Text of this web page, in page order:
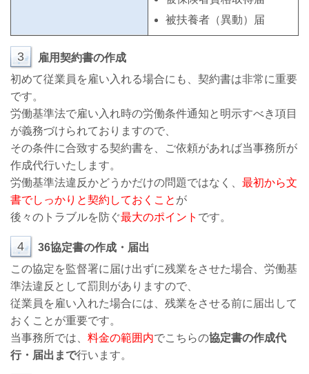
被扶養者（異動）届
3
雇用契約書の作成
初めて従業員を雇い入れる場合にも、契約書は非常に重要
です。
労働基準法で雇い入れ時の労働条件通知と明示すべき項目
が義務づけられておりますので、
その条件に合致する契約書を、ご依頼があれば当事務所が
作成代行いたします。
労働基準法違反かどうかだけの問題ではなく、 最初から文
書でしっかりと契約しておくこと が
後々のトラブルを防ぐ最大のポイント です。
4
36協定書の作成・届出
この協定を監督署に届け出ずに残業をさせた場合、労働基
準法違反として罰則がありますので、
従業員を雇い入れた場合には、残業をさせる前に届出して
おくことが重要です。
当事務所では、 料金の範囲内でこちらの協定書の作成代
行・届出まで行います。